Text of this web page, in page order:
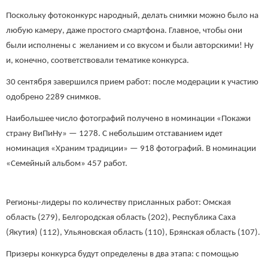
Поскольку фотоконкурс народный, делать снимки можно было на
любую камеру, даже простого смартфона. Главное, чтобы они
были исполнены с желанием и со вкусом и были авторскими! Ну
и, конечно, соответствовали тематике конкурса.
30 сентября завершился прием работ: после модерации к участию
одобрено 2289 снимков.
Наибольшее число фотографий получено в номинации «Покажи
страну ВиПиНу» — 1278. С небольшим отставанием идет
номинация «Храним традиции» — 918 фотографий. В номинации
«Семейный альбом» 457 работ.
Регионы-лидеры по количеству присланных работ: Омская
область (279), Белгородская область (202), Республика Саха
(Якутия) (112), Ульяновская область (110), Брянская область (107).
Призеры конкурса будут определены в два этапа: с помощью